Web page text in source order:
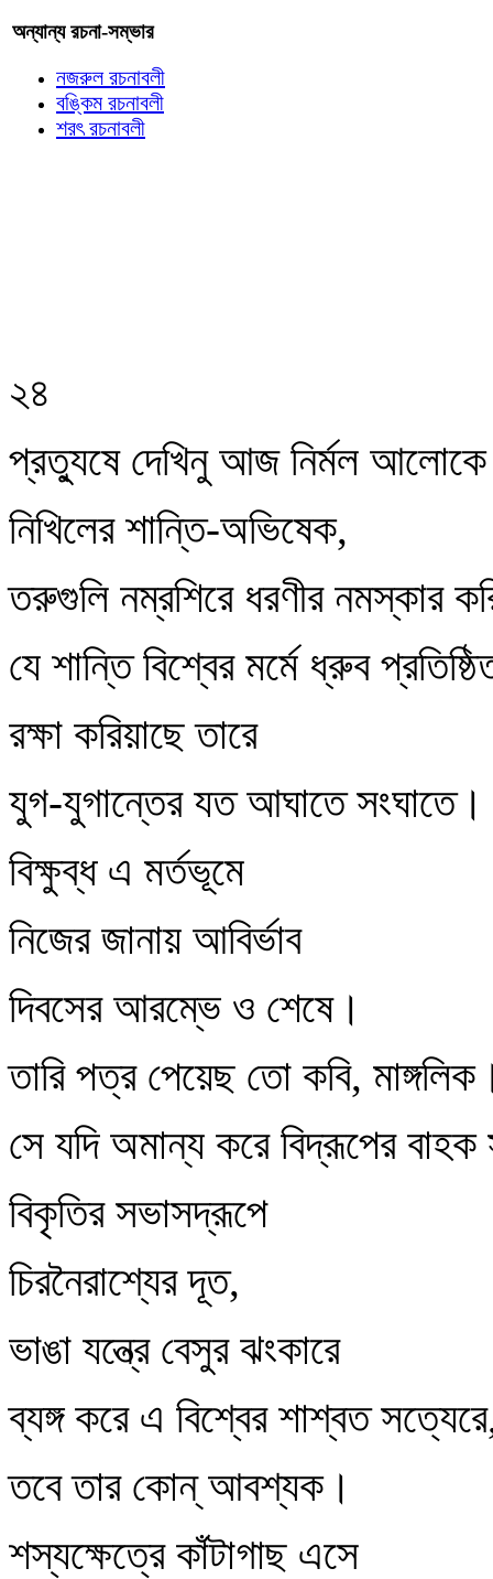
অন্যান্য রচনা-সম্ভার
নজরুল রচনাবলী
বঙ্কিম রচনাবলী
শরৎ রচনাবলী
২৪
প্রত্যুষে দেখিনু আজ নির্মল আলোকে
নিখিলের শান্তি-অভিষেক,
তরুগুলি নম্রশিরে ধরণীর নমস্কার
যে শান্তি বিশ্বের মর্মে ধ্রুব
রক্ষা করিয়াছে তারে
যুগ-যুগান্তের যত আঘাতে সংঘাতে।
বিক্ষুব্ধ এ মর্তভূমে
নিজের জানায় আবির্ভাব
দিবসের আরম্ভে ও শেষে।
তারি পত্র পেয়েছ তো কবি,
সে যদি অমান্য করে বিদ্রূপের বাহক
বিকৃতির সভাসদ্‌রূপে
চিরনৈরাশ্যের দূত,
ভাঙা যন্ত্রে বেসুর ঝংকারে
ব্যঙ্গ করে এ বিশ্বের শাশ্বত
তবে তার কোন্‌ আবশ্যক।
শস্যক্ষেত্রে কাঁটাগাছ এসে